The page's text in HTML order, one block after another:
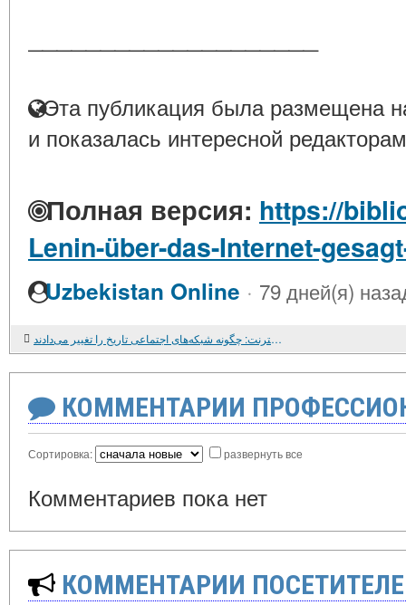
Эта публикация была размещена
и показалась интересной
Полная версия: https://
Lenin-über-das-Internet-
Uzbekistan Online · 79 дней(я)
لنین در سال 1917 با اینترنت: چگونه شبکه‌های اجتماعی تاریخ را تغییر می‌دادند
КОММЕНТАРИИ
Сортировка: развернуть все
Комментариев пока нет
КОММЕНТАРИИ